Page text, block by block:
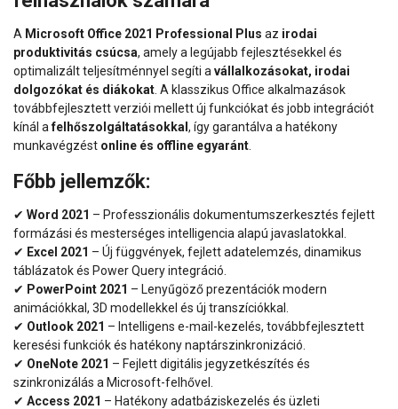
A Microsoft Office 2021 Professional Plus az irodai
produktivitás csúcsa, amely a legújabb fejlesztésekkel és
optimalizált teljesítménnyel segíti a vállalkozásokat, irodai
dolgozókat és diákokat . A klasszikus Office alkalmazások
továbbfejlesztett verziói mellett új funkciókat és jobb integrációt
kínál afelhőszolgáltatásokkal , így garantálva a hatékony
munkavégzést online és offline egyaránt
Főbb jellemzők:
✔ Word 2021 – Professzionális dokumentumszerkesztés fejlett
formázási és mesterséges intelligencia alapú javaslatokkal.
✔ Excel 2021 – Új függvények, fejlett adatelemzés, dinamikus
táblázatok és Power Query integráció.
✔ PowerPoint 2021 – Lenyűgöző prezentációk modern
animációkkal, 3D modellekkel és új transzíciókkal.
✔ Outlook 2021 – Intelligens e-mail-kezelés, továbbfejlesztett
keresési funkciók és hatékony naptárszinkronizáció.
✔ OneNote 2021 – Fejlett digitális jegyzetkészítés és
szinkronizálás a Microsoft-felhővel.
✔ Access 2021 – Hatékony adatbáziskezelés és üzleti